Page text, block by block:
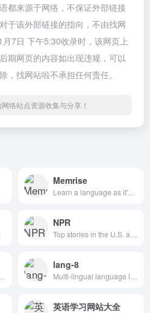
都来源于网络，不保证外部链接
于该外部链接的指向，不由找网
7日 下午5:30收录时，该网页上
期网页的内容如出现违规，可以
，找网站啦不承担任何责任。
络站点资源收集与分享！
Memrise
NPR
lang-8
英语学习网站大全